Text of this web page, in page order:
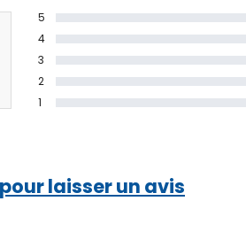
5
4
3
2
1
laisser un avis